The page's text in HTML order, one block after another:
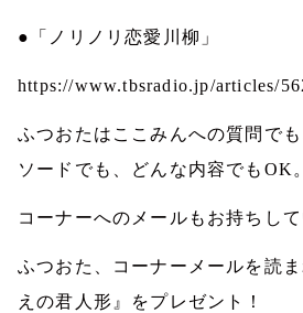
●「ノリノリ恋愛川柳」
https://www.tbsradio.jp/articles/
ふつおたはここみんへの質問で
ソードでも、どんな内容でも OK 。
コーナーへのメールもお持ちして
ふつおた、コーナーメールを読
えの君人形』をプレゼント！